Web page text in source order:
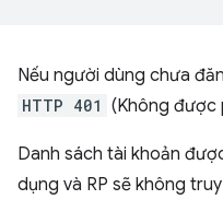
Nếu người dùng chưa
HTTP 401 (Không được
Danh sách tài khoản
dụng và RP sẽ không